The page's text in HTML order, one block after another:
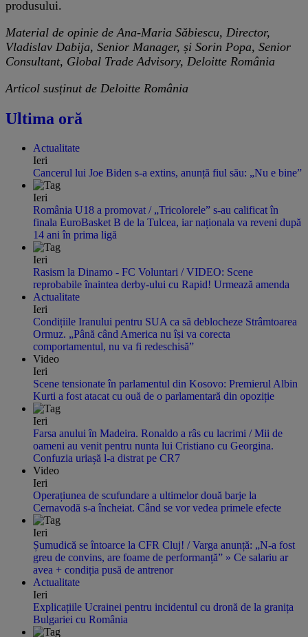
produsului.
Material de opinie de Ana-Maria Săbiescu, Director,
Vladislav Dabija, Senior Manager, și Sorin Popa, Senior
Consultant, Global Trade Advisory, Deloitte România
Articol susținut de Deloitte România
Ultima oră
Actualitate
Ieri
Cancerul lui Joe Biden s-a extins, anunță fiul său: „Nu e bine”
Ieri
România U18 a promovat / „Tricolorele” s-au calificat în
finala EuroBasket B de la Tulcea, iar naționala va reveni după
14 ani în prima ligă
Ieri
Rasism la Dinamo - FC Voluntari / VIDEO: Scene
reprobabile înaintea derby-ului cu Rapid! Urmează amenda
Actualitate
Ieri
Condițiile Iranului pentru SUA ca să deblocheze Strâmtoarea
Ormuz. „Până când America nu își va corecta
comportamentul, nu va fi redeschisă”
Video
Ieri
Scene tensionate în parlamentul din Kosovo: Premierul Albin
Kurti a fost atacat cu ouă de o parlamentară din opoziție
Ieri
Farsa anului în Madeira. Ronaldo a râs cu lacrimi / Mii de
oameni au venit pentru nunta lui Cristiano cu Georgina.
Confuzia uriașă l-a distrat pe CR7
Video
Ieri
Operațiunea de scufundare a ultimelor două barje la
Cernavodă s-a încheiat. Când se vor vedea primele efecte
Ieri
Șumudică se întoarce la CFR Cluj! / Varga anunță: „N-a fost
greu de convins, are foame de performanță” » Ce salariu ar
avea + condiția pusă de antrenor
Actualitate
Ieri
Explicațiile Ucrainei pentru incidentul cu dronă de la granița
Bulgariei cu România